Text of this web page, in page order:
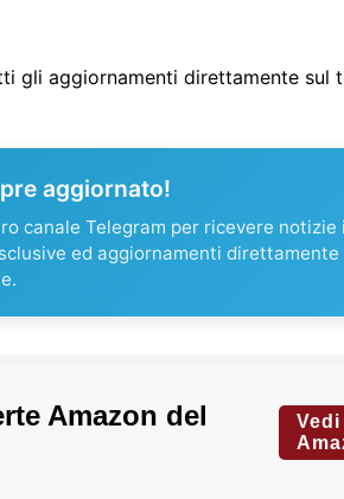
gli aggiornamenti direttamente sul
aggiornato!
canale Telegram per ricevere notizie
ed aggiornamenti direttamente